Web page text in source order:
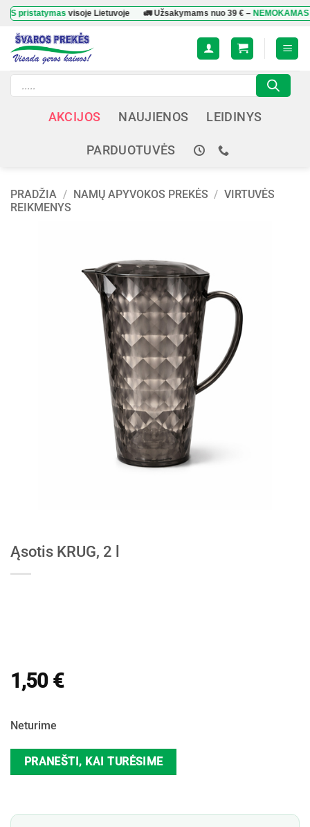
Skip
content
visoje Lietuvoje 🚛 Užsakymams nuo39 €–NEMOKAMAS
Products
search
AKCIJOS NAUJIENOS LEIDINYS
PARDUOTUVĖS
PRADŽIA / NAMŲ APYVOKOS PREKĖS / VIRTUVĖS
REIKMENYS
Ąsotis KRUG, 2 l
1,50 €
Neturime
PRANEŠTI, KAI TURĖSIME